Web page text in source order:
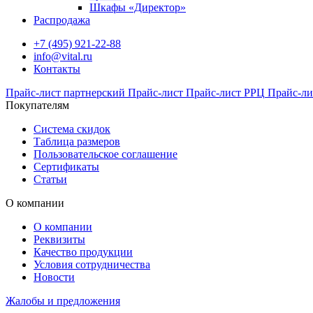
Шкафы «Директор»
Распродажа
+7 (495) 921-22-88
info@vital.ru
Контакты
Прайс-лист партнерский Прайс-лист Прайс-лист РРЦ Прайс-
Покупателям
Система скидок
Таблица размеров
Пользовательское соглашение
Сертификаты
Статьи
О компании
О компании
Реквизиты
Качество продукции
Условия сотрудничества
Новости
Жалобы и предложения